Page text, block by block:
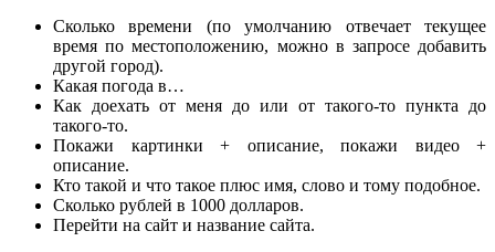
Сколько времени (по умолчанию отвечает текущее
время по местоположению, можно в запросе добавить
другой город).
Какая погода в…
Как доехать от меня до или от такого-то пункта до
такого-то.
Покажи картинки + описание, покажи видео +
описание.
Кто такой и что такое плюс имя, слово и тому подобное.
Сколько рублей в 1000 долларов.
Перейти на сайт и название сайта.